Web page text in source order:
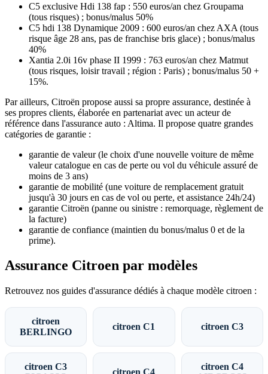
C5 exclusive Hdi 138 fap : 550 euros/an chez Groupama
(tous risques) ; bonus/malus 50%
C5 hdi 138 Dynamique 2009 : 600 euros/an chez AXA (tous
risque âge 28 ans, pas de franchise bris glace) ; bonus/malus
40%
Xantia 2.0i 16v phase II 1999 : 763 euros/an chez Matmut
(tous risques, loisir travail ; région : Paris) ; bonus/malus 50 +
15%.
Par ailleurs, Citroën propose aussi sa propre assurance, destinée à
ses propres clients, élaborée en partenariat avec un acteur de
référence dans l'assurance auto : Altima. Il propose quatre grandes
catégories de garantie :
garantie de valeur (le choix d'une nouvelle voiture de même
valeur catalogue en cas de perte ou vol du véhicule assuré de
moins de 3 ans)
garantie de mobilité (une voiture de remplacement gratuit
jusqu'à 30 jours en cas de vol ou perte, et assistance 24h/24)
garantie Citroën (panne ou sinistre : remorquage, règlement de
la facture)
garantie de confiance (maintien du bonus/malus 0 et de la
prime).
Assurance Citroen par modèles
Retrouvez nos guides d'assurance dédiés à chaque modèle citroen :
citroen
BERLINGO
citroen C1 citroen C3
citroen C3
citroen C4